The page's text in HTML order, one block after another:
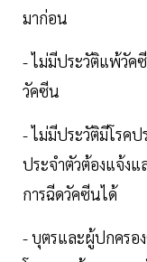
มาก่อน
- ไม่มีประวัติแพ้วัค
วัคซีน
- ไม่มีประวัติมีโรคป
ประจำตัวต้องแจ้งแ
การฉีดวัคซีนได้
- บุตรและผู้ปกครอ